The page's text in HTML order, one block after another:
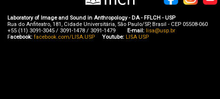
Laboratory of Image and Sound in Anthropology - DA - FFLCH - USP
Rua do Anfiteatro, 181, Cidade Universitária, São Paulo/SP, Brasil - CEP 05508-060
+55 (11) 3091-3045 / 3091-1478 / 3091-1479 E-mail: lisa@usp.br
Facebook: facebook.com/LISA.USP Youtube: LISA USP